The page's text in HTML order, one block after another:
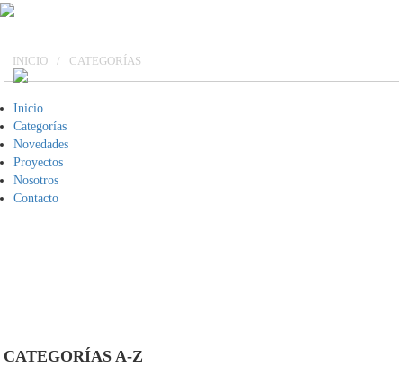
Inicio
Categorías
Novedades
Proyectos
Nosotros
Contacto
INICIO / CATEGORÍAS
Inspiradas en las esferas precolombinas, estas piezas
místicas resaltan la belleza de jardines externos e
CATEGORÍAS A-Z